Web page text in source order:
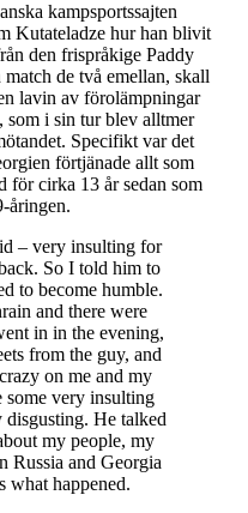
kampsportssajten
Kutateladze hur han blivit
den frispråkige Paddy
de två emellan, skall
lavin av förolämpningar
som i sin tur blev alltmer
Specifikt var det
förtjänade allt som
för cirka 13 år sedan som
åringen.
– very insulting for
So I told him to
to become humble.
and there were
in in the evening,
from the guy, and
on me and my
some very insulting
disgusting. He talked
my people, my
Russia and Georgia
what happened.